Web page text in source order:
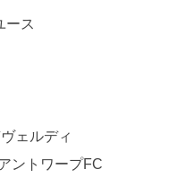
ース
ェルディ
ントワープFC